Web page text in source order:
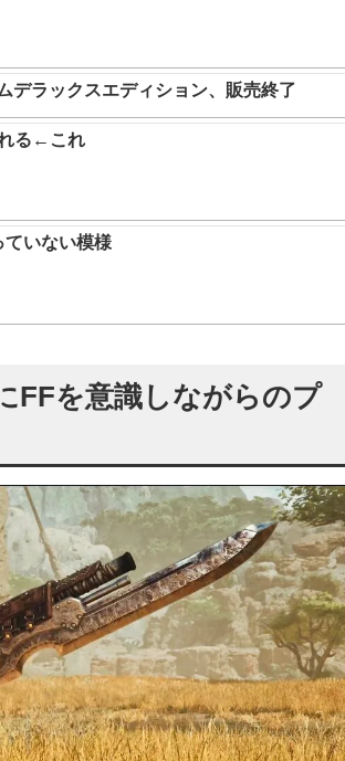
デラックスエディション、販売終了
る←これ
ていない模様
FFを意識しながらのプ